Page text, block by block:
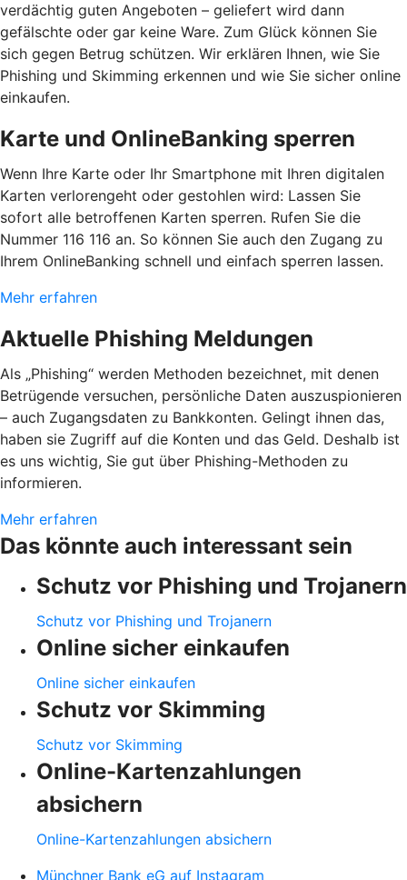
verdächtig guten Angeboten – geliefert wird dann
gefälschte oder gar keine Ware. Zum Glück können Sie
sich gegen Betrug schützen. Wir erklären Ihnen, wie Sie
Phishing und Skimming erkennen und wie Sie sicher online
einkaufen.
Karte und OnlineBanking sperren
Wenn Ihre Karte oder Ihr Smartphone mit Ihren digitalen
Karten verlorengeht oder gestohlen wird: Lassen Sie
sofort alle betroffenen Karten sperren. Rufen Sie die
Nummer 116 116 an. So können Sie auch den Zugang zu
Ihrem OnlineBanking schnell und einfach sperren lassen.
Mehr erfahren
Aktuelle Phishing Meldungen
Als „Phishing“ werden Methoden bezeichnet, mit denen
Betrügende versuchen, persönliche Daten auszuspionieren
– auch Zugangsdaten zu Bankkonten. Gelingt ihnen das,
haben sie Zugriff auf die Konten und das Geld. Deshalb ist
es uns wichtig, Sie gut über Phishing-Methoden zu
informieren.
Mehr erfahren
Das könnte auch interessant sein
Schutz vor Phishing und Trojanern
Schutz vor Phishing und Trojanern
Online sicher einkaufen
Online sicher einkaufen
Schutz vor Skimming
Schutz vor Skimming
Online-Kartenzahlungen
absichern
Online-Kartenzahlungen absichern
Münchner Bank eG auf Instagram